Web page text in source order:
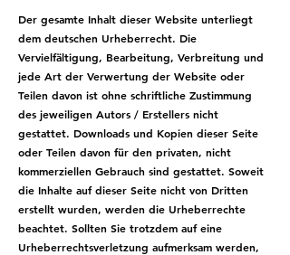
​Der gesamte Inhalt dieser Website unterliegt
dem deutschen Urheberrecht. Die
Vervielfältigung, Bearbeitung, Verbreitung und
jede Art der Verwertung der Website oder
Teilen davon ist ohne schriftliche Zustimmung
des jeweiligen Autors / Erstellers nicht
gestattet. Downloads und Kopien dieser Seite
oder Teilen davon für den privaten, nicht
kommerziellen Gebrauch sind gestattet. Soweit
die Inhalte auf dieser Seite nicht von Dritten
erstellt wurden, werden die Urheberrechte
beachtet. Sollten Sie trotzdem auf eine
Urheberrechtsverletzung aufmerksam werden,